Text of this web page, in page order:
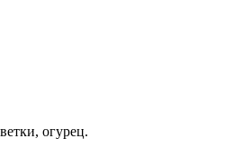
огурец.